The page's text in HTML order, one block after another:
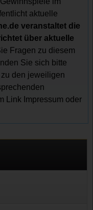
aktuelle
veranstaltet die
über aktuelle
Fragen zu diesem
Sie sich bitte
den jeweiligen
Link Impressum oder